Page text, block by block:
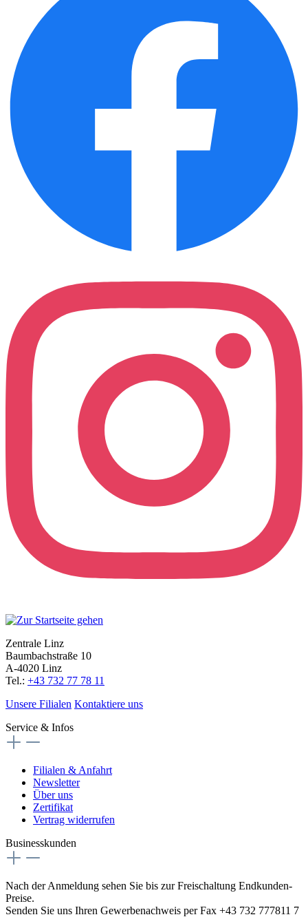
Zentrale Linz
Baumbachstraße 10
A-4020 Linz
Tel.: +43 732 77 78 11
Unsere Filialen Kontaktiere uns
Service & Infos
Filialen & Anfahrt
Newsletter
Über uns
Zertifikat
Vertrag widerrufen
Businesskunden
Nach der Anmeldung sehen Sie bis zur Freischaltung Endkunden-
Preise.
Senden Sie uns Ihren Gewerbenachweis per Fax +43 732 777811 7